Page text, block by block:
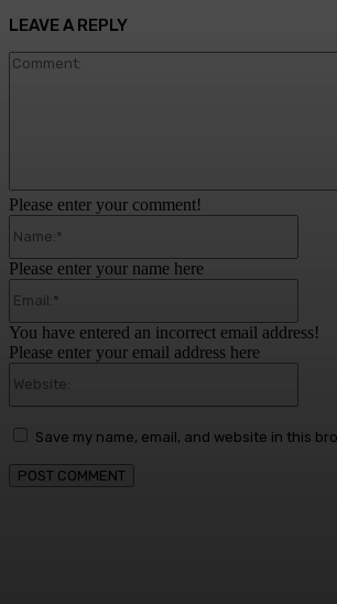
LEAVE A REPLY
Please enter your comment!
Please enter your name here
You have entered an incorrect email address!
Please enter your email address here
Save my name, email, and website in this